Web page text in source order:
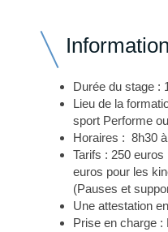
Durée du stage :
Lieu de la
sport Performe
Horaires : 8h30
Tarifs : 250
euros pour les
(Pauses et
Une attestation
Prise en charge :